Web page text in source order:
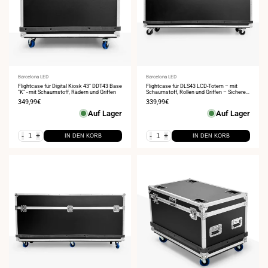
Anbieter:
Barcelona LED
Flightcase für Digital Kiosk 43" DDT43 Base
"K" - mit Schaumstoff, Rädern und Griffen
Verkaufspreis
349,99€
Auf Lager
- + IN DEN KORB
Anbieter:
Barcelona LED
Flightcase für DLS43 LCD-Totem – mit
Schaumstoff, Rollen und Griffen – Sicherer
Transport auf Messen und Events
Verkaufspreis
339,99€
Auf Lager
- + IN DEN KORB